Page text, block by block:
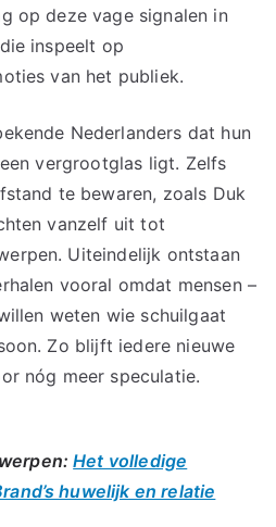
op deze vage signalen in
inspeelt op
van het publiek.
Nederlanders dat hun
vergrootglas ligt. Zelfs
te bewaren, zoals Duk
vanzelf uit tot
Uiteindelijk ontstaan
vooral omdat mensen –
weten wie schuilgaat
Zo blijft iedere nieuwe
nóg meer speculatie.
Het volledige
huwelijk en relatie